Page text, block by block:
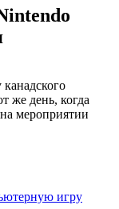
же день, когда
мероприятии
игру